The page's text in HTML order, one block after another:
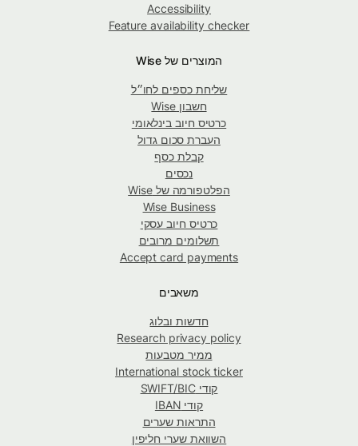
Accessibility
Feature availability checker
המוצרים של Wise
שליחת כספים לחו״ל
חשבון Wise
כרטיס חיוב בינלאומי
העברת סכום גדול
קבלת כסף
נכסים
הפלטפורמה של Wise
Wise Business
כרטיס חיוב עסקי
תשלומים מרובים
Accept card payments
משאבים
חדשות ובלוג
Research privacy policy
ממיר מטבעות
International stock ticker
קודי SWIFT/BIC
קודי IBAN
התראות שערים
השוואת שערי חליפין